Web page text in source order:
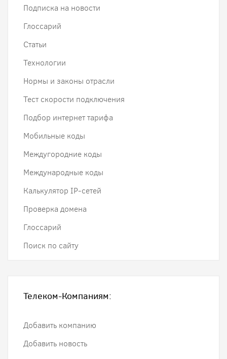
Подписка на новости
Глоссарий
Статьи
Технологии
Нормы и законы отрасли
Тест скорости подключения
Подбор интернет тарифа
Мобильные коды
Междугородние коды
Международные коды
Калькулятор IP-сетей
Проверка домена
Глоссарий
Поиск по сайту
Телеком-Компаниям:
Добавить компанию
Добавить новость